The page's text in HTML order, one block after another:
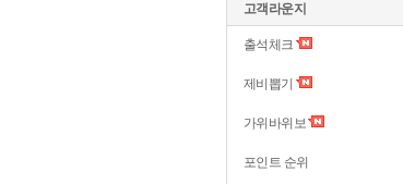
고객라운지
출석체크
제비뽑기
가위바위보
포인트 순위